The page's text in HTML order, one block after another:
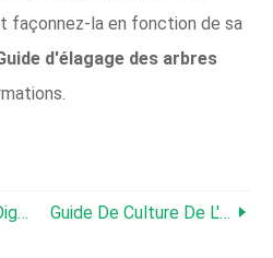
façonnez-la en fonction de sa
d'élagage des arbres
Guide De Culture Des Oignons De Printemps Guide De Culture De L'abricot